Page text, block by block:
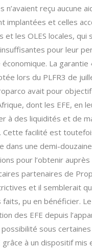
n’avaient reçu aucune
implantées et celles
et les OLES locales, qui
pour leur
La garantie
lors du PLFR3 de
avait pour
dont les EFE, en
à des liquidités et de
Cette facilité est
dans une demi-
pour l’obtenir
partenaires de
et il semblerait
faits, pu en bénéficier.
des EFE depuis
sous
à un dispositif mis